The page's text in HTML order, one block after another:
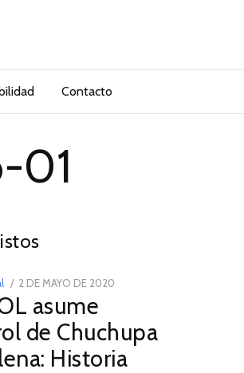
Contacto
01
POSTED
ON
2 DE MAYO DE 2020
DE
2026
asume
de Chuchupa
Historia